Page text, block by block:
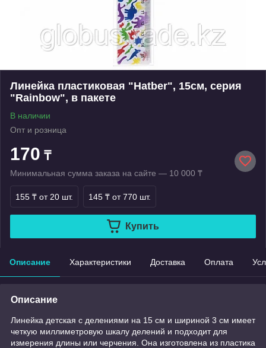
Линейка пластиковая "Hatber", 15см, серия
"Rainbow", в пакете
В наличии
Опт и розница
170 ₸
Минимальная сумма заказа на сайте — 10 000 ₸
155 ₸ от 20 шт. 145 ₸ от 770 шт.
Купить
Описание Характеристики Доставка Оплата
Описание
Линейка детская с делениями на 15 см и шириной 3 см имеет
четкую миллиметровую шкалу делений и подходит для
измерения длины или черчения. Она изготовлена из пластика